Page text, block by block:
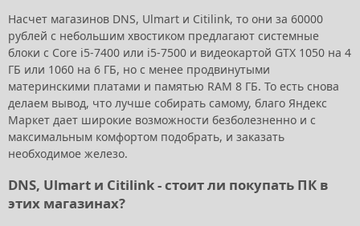
Насчет магазинов DNS, Ulmart и Citilink, то они за 60000
рублей с небольшим хвостиком предлагают системные
блоки с Core i5-7400 или i5-7500 и видеокартой GTX 1050 на 4
ГБ или 1060 на 6 ГБ, но с менее продвинутыми
материнскими платами и памятью RAM 8 ГБ. То есть снова
делаем вывод, что лучше собирать самому, благо Яндекс
Маркет дает широкие возможности безболезненно и с
максимальным комфортом подобрать, и заказать
необходимое железо.
DNS, Ulmart и Citilink - стоит ли покупать ПК в
этих магазинах?